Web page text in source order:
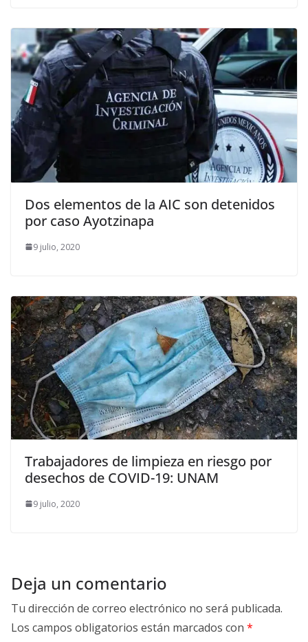
Dos elementos de la AIC son detenidos
por caso Ayotzinapa
9 julio, 2020
Trabajadores de limpieza en riesgo por
desechos de COVID-19: UNAM
9 julio, 2020
Deja un comentario
Tu dirección de correo electrónico no será publicada.
Los campos obligatorios están marcados con *